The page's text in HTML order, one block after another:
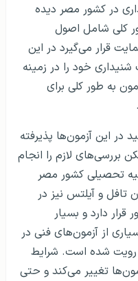
در کشور مصر دیده
کلی شامل اصول
قرار می‌گیرد در این
خود را در زمینه
به طور کلی برای
در این آزمون‌ها پذیرفته
بررسی‌های لازم را انجام
تحصیلی کشور مصر
تافل و آیلتس نیز در
دارد و بسیار
از آزمون‌های فنی در
شده است. شرایط
تغییر می‌کند و حتی